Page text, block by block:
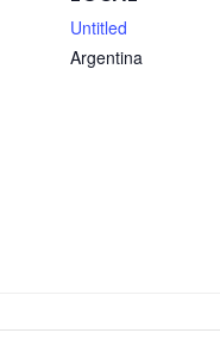
Untitled
Argentina